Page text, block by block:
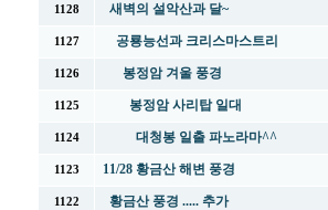
1128 새벽의 설악산과 달~
1127 공룡능선과 크리스마스트리
1126 봉정암 겨울 풍경
1125 봉정암 사리탑 일대
1124 대청봉 일출 파노라마^^
1123 11/28 황금산 해변 풍경
1122 황금산 풍경 ..... 추가